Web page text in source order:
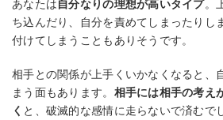
あなたは自分なりの理想が高いタイプ。
ち込んだり、自分を責めてしまったりし
付けてしまうこともありそうです。
相手との関係が上手くいかなくなると、
まう面もあります。 相手には相手の考え
く と、破滅的な感情に走らないで済むで